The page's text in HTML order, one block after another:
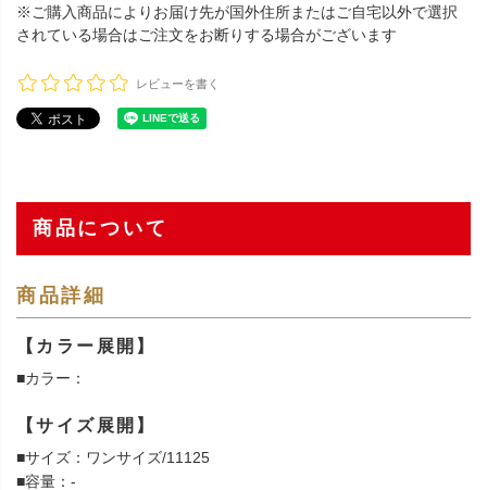
※ご購入商品によりお届け先が国外住所またはご自宅以外で選択
されている場合はご注文をお断りする場合がございます
レビューを書く
商品について
商品詳細
【カラー展開】
■カラー：
【サイズ展開】
■サイズ：ワンサイズ/11125
■容量：-